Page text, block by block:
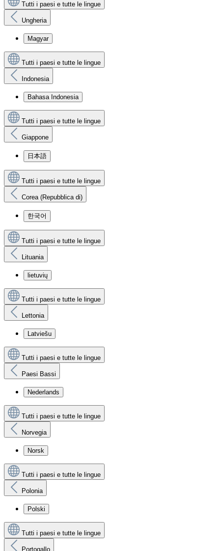
Tutti i paesi e tutte le lingue
Ungheria
Magyar
Tutti i paesi e tutte le lingue
Indonesia
Bahasa Indonesia
Tutti i paesi e tutte le lingue
Giappone
日本語
Tutti i paesi e tutte le lingue
Corea (Repubblica di)
한국어
Tutti i paesi e tutte le lingue
Lituania
lietuvių
Tutti i paesi e tutte le lingue
Lettonia
Latviešu
Tutti i paesi e tutte le lingue
Paesi Bassi
Nederlands
Tutti i paesi e tutte le lingue
Norvegia
Norsk
Tutti i paesi e tutte le lingue
Polonia
Polski
Tutti i paesi e tutte le lingue
Portogallo